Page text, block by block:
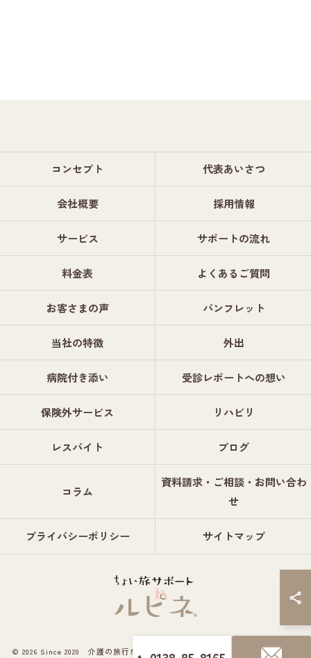
コンセプト 代表あいさつ
会社概要 採用情報
サービス サポートの流れ
料金表 よくあるご質問
お客さまの声 パンフレット
当社の特徴 外出
病院付き添い 受診レポートへの想い
保険外サービス リハビリ
レスパイト ブログ
コラム
資料請求・ご相談・お問い合わ
せ
プライバシーポリシー サイトマップ
© 2026 Since 2020 介護の旅行ならちょい旅サポート ルピネ® ALL RIGHTS